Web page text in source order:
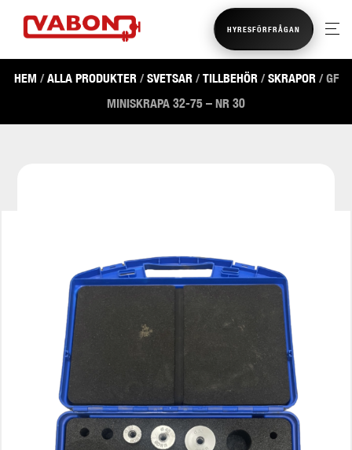
HYRESFÖRFRÅGAN
HEM /ALLA PRODUKTER/SVETSAR/TILLBEHÖR/SKRAPOR/ GF
MINISKRAPA 32-75 – NR 30